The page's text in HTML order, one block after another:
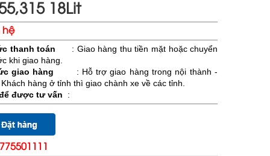
18Lit
hệ
thanh toán
: Giao hàng thu tiền mặt hoặc chuyển
khi giao hàng.
giao hàng
: Hỗ trợ giao hàng trong nội thành -
hàng ở tỉnh thì giao chành xe về các tỉnh.
được tư vấn :